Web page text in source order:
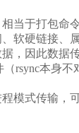
当于打包命令
软硬链接、
，因此数据
rsync本身不
模式传输，